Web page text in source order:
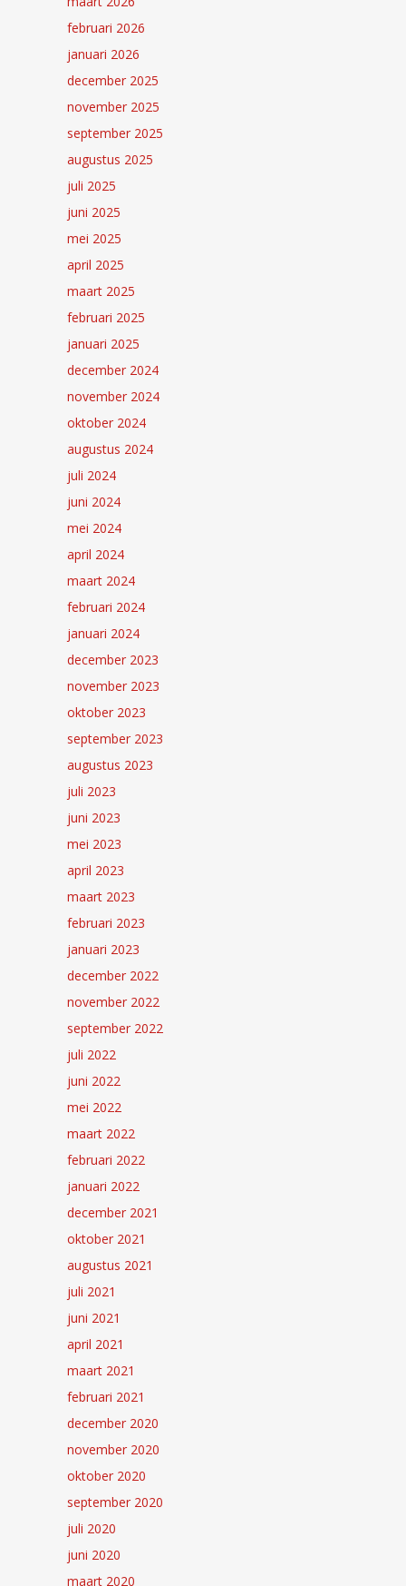
februari 2026
januari 2026
december 2025
november 2025
september 2025
augustus 2025
juli 2025
juni 2025
mei 2025
april 2025
maart 2025
februari 2025
januari 2025
december 2024
november 2024
oktober 2024
augustus 2024
juli 2024
juni 2024
mei 2024
april 2024
maart 2024
februari 2024
januari 2024
december 2023
november 2023
oktober 2023
september 2023
augustus 2023
juli 2023
juni 2023
mei 2023
april 2023
maart 2023
februari 2023
januari 2023
december 2022
november 2022
september 2022
juli 2022
juni 2022
mei 2022
maart 2022
februari 2022
januari 2022
december 2021
oktober 2021
augustus 2021
juli 2021
juni 2021
april 2021
maart 2021
februari 2021
december 2020
november 2020
oktober 2020
september 2020
juli 2020
juni 2020
maart 2020